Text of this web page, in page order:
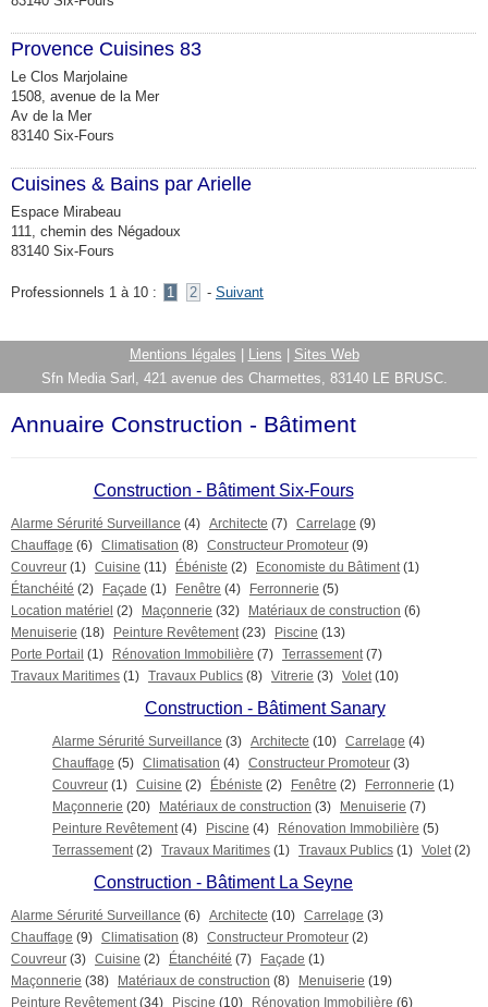
Provence Cuisines 83
Le Clos Marjolaine
1508, avenue de la Mer
Av de la Mer
83140 Six-Fours
Cuisines & Bains par Arielle
Espace Mirabeau
111, chemin des Négadoux
83140 Six-Fours
Professionnels 1 à 10 : 1 2 - Suivant
Mentions légales Liens
Sites Web
Sfn Media Sarl, 421 avenue des Charmettes, 83140 LE BRUSC.
Annuaire Construction - Bâtiment
Construction - Bâtiment Six-Fours
Alarme Sérurité Surveillance (4) Architecte (7) Carrelage (9)
Chauffage (6) Climatisation (8) Constructeur Promoteur (9)
Couvreur (1) Cuisine (11) Ébéniste (2) Economiste du Bâtiment (1)
Étanchéité (2) Façade (1) Fenêtre (4) Ferronnerie (5)
Location matériel (2) Maçonnerie (32) Matériaux de construction (6)
Menuiserie (18) Peinture Revêtement (23) Piscine (13)
Porte Portail (1) Rénovation Immobilière (7) Terrassement (7)
Travaux Maritimes (1) Travaux Publics (8) Vitrerie (3) Volet (10)
Construction - Bâtiment Sanary
Alarme Sérurité Surveillance (3) Architecte (10) Carrelage (4)
Chauffage (5) Climatisation (4) Constructeur Promoteur (3)
Couvreur (1) Cuisine (2) Ébéniste (2) Fenêtre (2) Ferronnerie (1)
Maçonnerie (20) Matériaux de construction (3) Menuiserie (7)
Peinture Revêtement (4) Piscine (4) Rénovation Immobilière (5)
Terrassement (2) Travaux Maritimes (1) Travaux Publics (1) Volet (2)
Construction - Bâtiment La Seyne
Alarme Sérurité Surveillance (6) Architecte (10) Carrelage (3)
Chauffage (9) Climatisation (8) Constructeur Promoteur (2)
Couvreur (3) Cuisine (2) Étanchéité (7) Façade (1)
Maçonnerie (38) Matériaux de construction (8) Menuiserie (19)
Peinture Revêtement (34) Piscine (10) Rénovation Immobilière (6)